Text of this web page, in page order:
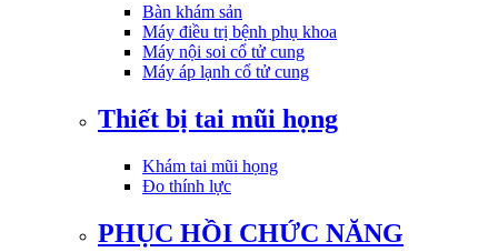
Bàn khám sản
Máy điều trị bệnh phụ khoa
Máy nội soi cổ tử cung
Máy áp lạnh cổ tử cung
Thiết bị tai mũi họng
Khám tai mũi họng
Đo thính lực
PHỤC HỒI CHỨC NĂNG